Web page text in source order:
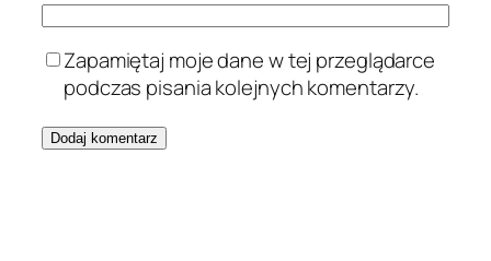
Zapamiętaj moje dane w tej przeglądarce
podczas pisania kolejnych komentarzy.